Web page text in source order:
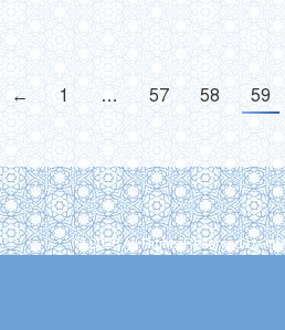
← 1 … 57 58 59
© 2026 All Rights Reserved by